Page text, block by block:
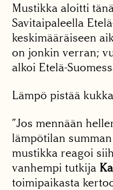
Mustikka aloitti
Savitaipaleella
keskimääräiseen
on jonkin verran;
alkoi Etelä-
Lämpö pistää
”Jos mennään
lämpötilan
mustikka reagoi
vanhempi tutkija
toimipaikasta